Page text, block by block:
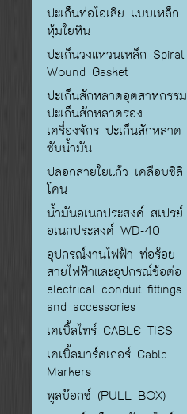
ปะเก็นท่อไอเสีย แบบเหล็ก
หุ้มใยหิน
ปะเก็นวงแหวนเหล็ก Spiral
Wound Gasket
ปะเก็นสักหลาดอุตสาหกรรม
ปะเก็นสักหลาดรอง
เครื่องจักร ปะเก็นสักหลาด
ซับน้ำมัน
ปลอกสายใยแก้ว เคลือบซิลิ
โคน
น้ำมันอเนกประสงค์ สเปรย์
อเนกประสงค์ WD-40
อุปกรณ์งานไฟฟ้า ท่อร้อย
สายไฟฟ้าและอุปกรณ์ข้อต่อ
electrical conduit fittings
and accessories
เคเบิ้ลไทร์ CABLE TIES
เคเบิ้ลมาร์คเกอร์ Cable
Markers
พูลบ๊อกซ์ (PULL BOX)